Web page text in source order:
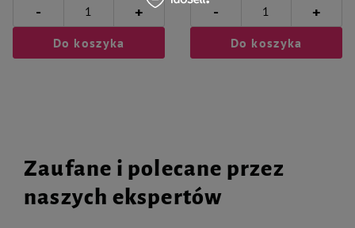
- +
Do koszyka
- +
Do koszyka
Zaufane i polecane przez
naszych ekspertów